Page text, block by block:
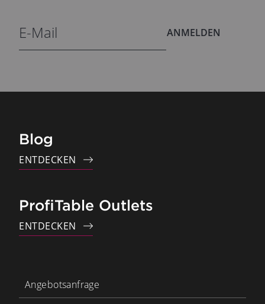
ANMELDEN
Blog
ENTDECKEN
ProfiTable Outlets
ENTDECKEN
Angebotsanfrage